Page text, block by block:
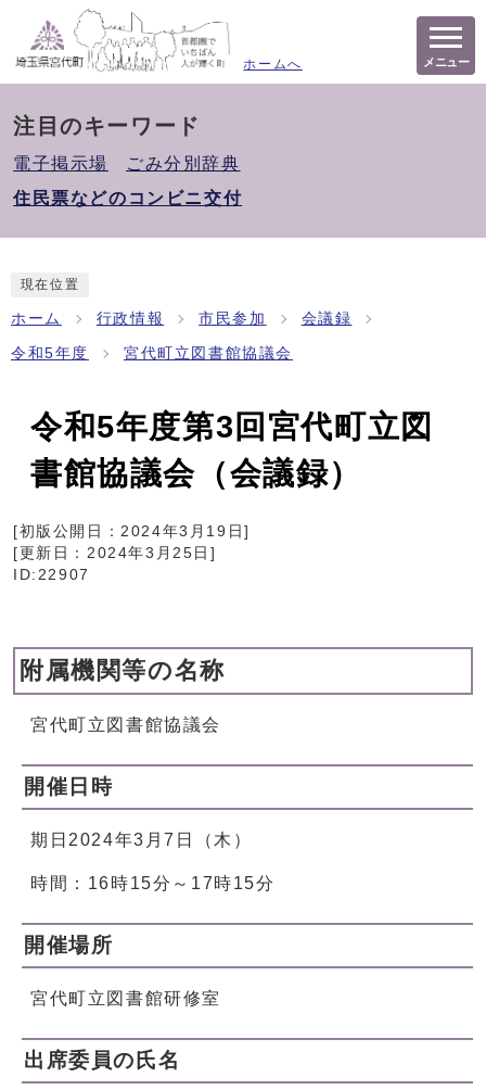
ホームへ メニュー
注目のキーワード
電子掲示場
ごみ分別辞典
住民票などのコンビニ交付
現在位置
ホーム 行政情報 市民参加 会議録
令和5年度 宮代町立図書館協議会
令和5年度第3回宮代町立図
書館協議会（会議録）
[初版公開日：2024年3月19日]
[更新日： 2024年3月25日 ]
ID:22907
附属機関等の名称
宮代町立図書館協議会
開催日時
期日2024年3月7日（木）
時間：16時15分～17時15分
開催場所
宮代町立図書館研修室
出席委員の氏名